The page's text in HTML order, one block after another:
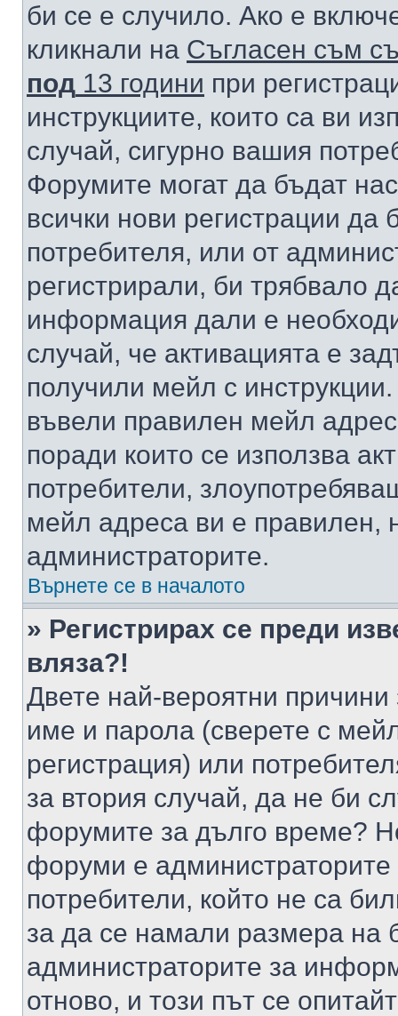
би се е случило. Ако е
кликнали на Съгласен съм
под 13 години при
инструкциите, които са ви
случай, сигурно вашия
Форумите могат да бъдат
всички нови регистрации да
потребителя, или от
регистрирали, би трябвало
информация дали е
случай, че активацията е
получили мейл с
въвели правилен мейл
поради които се използва
потребители,
мейл адреса ви е правилен,
администраторите.
Върнете се в началото
» Регистрирах се преди
вляза?!
Двете най-вероятни
име и парола (сверете с
регистрация) или
за втория случай, да не би
форумите за дълго време?
форуми е администраторите
потребители, който не са
за да се намали размера на
администраторите за
отново, и този път се